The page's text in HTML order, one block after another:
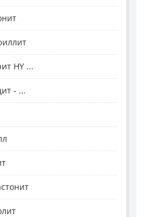
HY ...
- ...